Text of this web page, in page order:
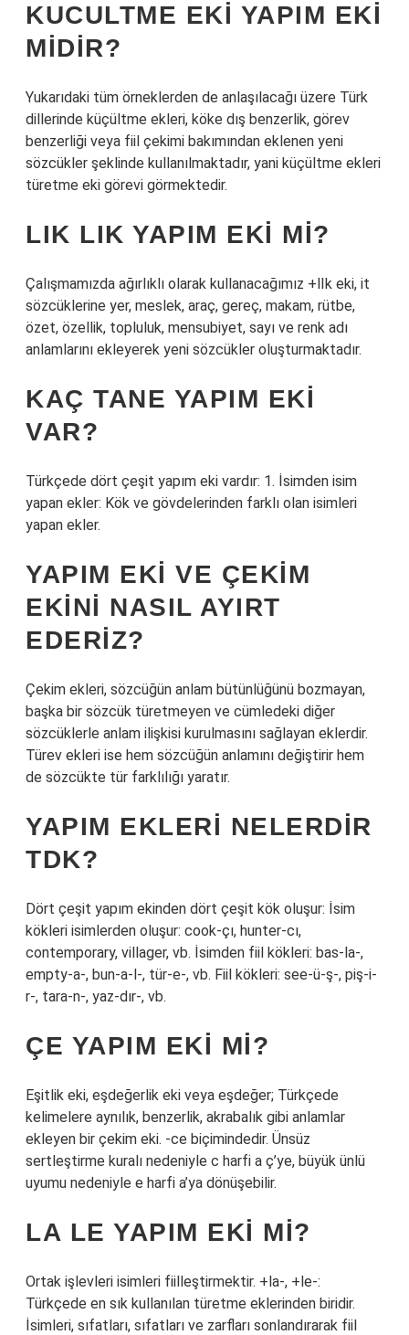
KUCULTME EKI YAPIM EKI
MIDIR?
Yukarıdaki tüm örneklerden de anlaşılacağı üzere Türk
dillerinde küçültme ekleri, köke dış benzerlik, görev
benzerliği veya fiil çekimi bakımından eklenen yeni
sözcükler şeklinde kullanılmaktadır, yani küçültme ekleri
türetme eki görevi görmektedir.
LIK LIK YAPIM EKI MI?
Çalışmamızda ağırlıklı olarak kullanacağımız +lIk eki, it
sözcüklerine yer, meslek, araç, gereç, makam, rütbe,
özet, özellik, topluluk, mensubiyet, sayı ve renk adı
anlamlarını ekleyerek yeni sözcükler oluşturmaktadır.
KAÇ TANE YAPIM EKI
VAR?
Türkçede dört çeşit yapım eki vardır: 1. İsimden isim
yapan ekler: Kök ve gövdelerinden farklı olan isimleri
yapan ekler.
YAPIM EKI VE ÇEKIM
EKINI NASIL AYIRT
EDERIZ?
Çekim ekleri, sözcüğün anlam bütünlüğünü bozmayan,
başka bir sözcük türetmeyen ve cümledeki diğer
sözcüklerle anlam ilişkisi kurulmasını sağlayan eklerdir.
Türev ekleri ise hem sözcüğün anlamını değiştirir hem
de sözcükte tür farklılığı yaratır.
YAPIM EKLERI NELERDIR
TDK?
Dört çeşit yapım ekinden dört çeşit kök oluşur: İsim
kökleri isimlerden oluşur: cook-çı, hunter-cı,
contemporary, villager, vb. İsimden fiil kökleri: bas-la-,
empty-a-, bun-a-l-, tür-e-, vb. Fiil kökleri: see-ü-ş-, piş-i-
r-, tara-n-, yaz-dır-, vb.
ÇE YAPIM EKI MI?
Eşitlik eki, eşdeğerlik eki veya eşdeğer; Türkçede
kelimelere aynılık, benzerlik, akrabalık gibi anlamlar
ekleyen bir çekim eki. -ce biçimindedir. Ünsüz
sertleştirme kuralı nedeniyle c harfi a ç’ye, büyük ünlü
uyumu nedeniyle e harfi a’ya dönüşebilir.
LA LE YAPIM EKI MI?
Ortak işlevleri isimleri fiilleştirmektir. +la-, +le-:
Türkçede en sık kullanılan türetme eklerinden biridir.
İsimleri, sıfatları, sıfatları ve zarfları sonlandırarak fiil